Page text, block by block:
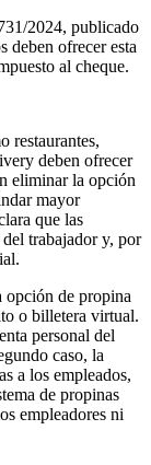
2024, publicado
deben ofrecer esta
al cheque.
restaurantes,
deben ofrecer
eliminar la opción
mayor
que las
trabajador y, por
opción de propina
o billetera virtual.
personal del
caso, la
a los empleados,
de propinas
empleadores ni